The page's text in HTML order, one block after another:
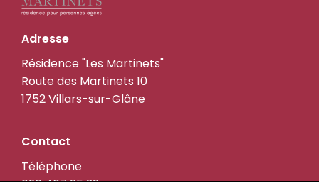
Adresse
Résidence "Les Martinets"
Route des Martinets 10
1752 Villars-sur-Glâne
Contact
Téléphone
026 407 35 33